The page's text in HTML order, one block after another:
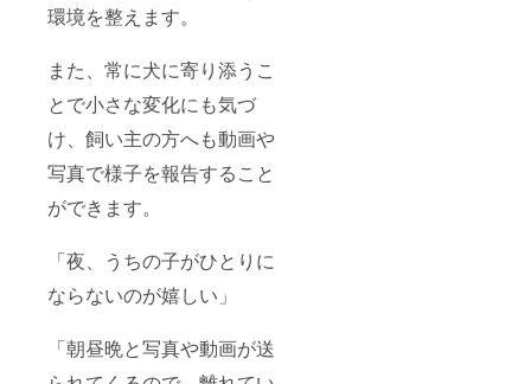
環境を整えます。
また、常に犬に寄り添うこ
とで小さな変化にも気づ
け、飼い主の方へも動画や
写真で様子を報告すること
ができます。
「夜、うちの子がひとりに
ならないのが嬉しい」
「朝昼晩と写真や動画が送